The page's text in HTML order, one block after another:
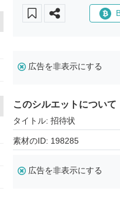
広告を非表示にする
このシルエットについて
タイトル: 招待状
素材のID: 198285
広告を非表示にする